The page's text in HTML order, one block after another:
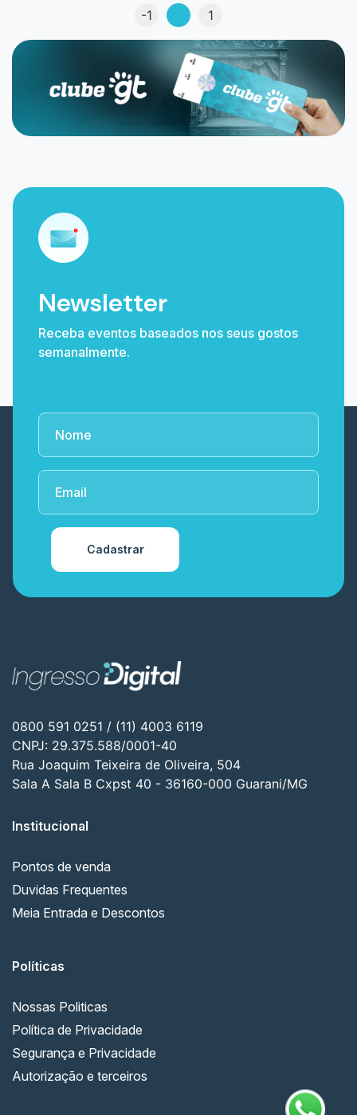
-1 1
Newsletter
Receba eventos baseados nos seus gostos
semanalmente.
Cadastrar
0800 591 0251 / (11) 4003 6119
CNPJ: 29.375.588/0001-40
Rua Joaquim Teixeira de Oliveira, 504
Sala A Sala B Cxpst 40 - 36160-000 Guarani/MG
Institucional
Pontos de venda
Duvidas Frequentes
Meia Entrada e Descontos
Políticas
Nossas Politicas
Política de Privacidade
Segurança e Privacidade
Autorização e terceiros